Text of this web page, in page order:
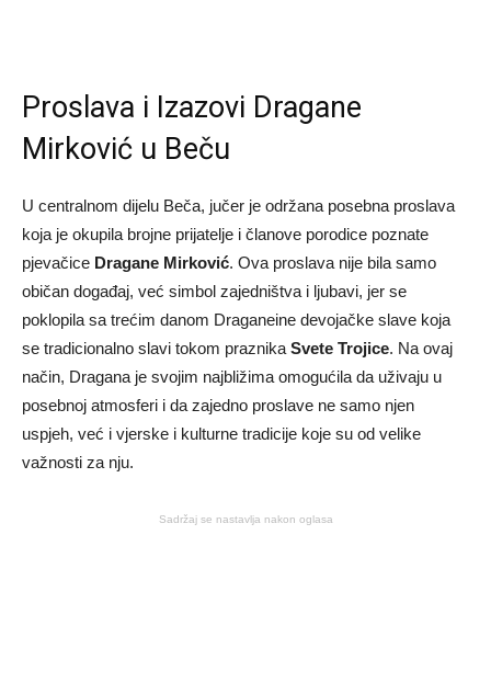
Proslava i Izazovi Dragane
Mirković u Beču
U centralnom dijelu Beča, jučer je održana posebna proslava
koja je okupila brojne prijatelje i članove porodice poznate
pjevačice Dragane Mirković. Ova proslava nije bila samo
običan događaj, već simbol zajedništva i ljubavi, jer se
poklopila sa trećim danom Draganeine devojačke slave koja
se tradicionalno slavi tokom praznika Svete Trojice. Na ovaj
način, Dragana je svojim najbližima omogućila da uživaju u
posebnoj atmosferi i da zajedno proslave ne samo njen
uspjeh, već i vjerske i kulturne tradicije koje su od velike
važnosti za nju.
Sadržaj se nastavlja nakon oglasa